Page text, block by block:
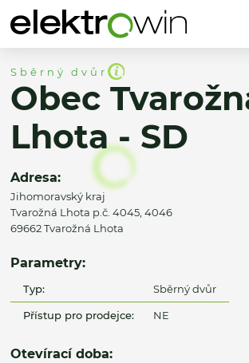
Sběrný dvůr
Obec
Lhota - SD
Adresa:
Jihomoravský kraj
Tvarožná Lhota p.č. 4045, 4046
69662 Tvarožná Lhota
Parametry:
Typ: Sběrný dvůr
Přístup pro prodejce: NE
Otevírací doba: